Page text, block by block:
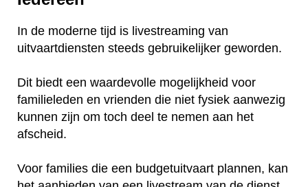
In de moderne tijd is livestreaming van
uitvaartdiensten steeds gebruikelijker geworden.
Dit biedt een waardevolle mogelijkheid voor
familieleden en vrienden die niet fysiek aanwezig
kunnen zijn om toch deel te nemen aan het
afscheid.
Voor families die een budgetuitvaart plannen, kan